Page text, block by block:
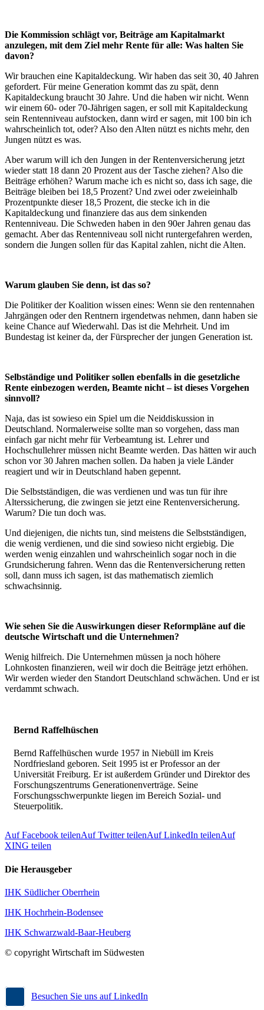
Die Kommission schlägt vor, Beiträge am Kapitalmarkt
anzulegen, mit dem Ziel mehr Rente für alle: Was halten Sie
davon?
Wir brauchen eine Kapitaldeckung. Wir haben das seit 30, 40 Jahren
gefordert. Für meine Generation kommt das zu spät, denn
Kapitaldeckung braucht 30 Jahre. Und die haben wir nicht. Wenn
wir einem 60- oder 70-Jährigen sagen, er soll mit Kapitaldeckung
sein Rentenniveau aufstocken, dann wird er sagen, mit 100 bin ich
wahrscheinlich tot, oder? Also den Alten nützt es nichts mehr, den
Jungen nützt es was.
Aber warum will ich den Jungen in der Rentenversicherung jetzt
wieder statt 18 dann 20 Prozent aus der Tasche ziehen? Also die
Beiträge erhöhen? Warum mache ich es nicht so, dass ich sage, die
Beiträge bleiben bei 18,5 Prozent? Und zwei oder zweieinhalb
Prozentpunkte dieser 18,5 Prozent, die stecke ich in die
Kapitaldeckung und finanziere das aus dem sinkenden
Rentenniveau. Die Schweden haben in den 90er Jahren genau das
gemacht. Aber das Rentenniveau soll nicht runtergefahren werden,
sondern die Jungen sollen für das Kapital zahlen, nicht die Alten.
Warum glauben Sie denn, ist das so?
Die Politiker der Koalition wissen eines: Wenn sie den rentennahen
Jahrgängen oder den Rentnern irgendetwas nehmen, dann haben sie
keine Chance auf Wiederwahl. Das ist die Mehrheit. Und im
Bundestag ist keiner da, der Fürsprecher der jungen Generation ist.
Selbständige und Politiker sollen ebenfalls in die gesetzliche
Rente einbezogen werden, Beamte nicht – ist dieses Vorgehen
sinnvoll?
Naja, das ist sowieso ein Spiel um die Neiddiskussion in
Deutschland. Normalerweise sollte man so vorgehen, dass man
einfach gar nicht mehr für Verbeamtung ist. Lehrer und
Hochschullehrer müssen nicht Beamte werden. Das hätten wir auch
schon vor 30 Jahren machen sollen. Da haben ja viele Länder
reagiert und wir in Deutschland haben gepennt.
Die Selbstständigen, die was verdienen und was tun für ihre
Alterssicherung, die zwingen sie jetzt eine Rentenversicherung.
Warum? Die tun doch was.
Und diejenigen, die nichts tun, sind meistens die Selbstständigen,
die wenig verdienen, und die sind sowieso nicht ergiebig. Die
werden wenig einzahlen und wahrscheinlich sogar noch in die
Grundsicherung fahren. Wenn das die Rentenversicherung retten
soll, dann muss ich sagen, ist das mathematisch ziemlich
schwachsinnig.
Wie sehen Sie die Auswirkungen dieser Reformpläne auf die
deutsche Wirtschaft und die Unternehmen?
Wenig hilfreich. Die Unternehmen müssen ja noch höhere
Lohnkosten finanzieren, weil wir doch die Beiträge jetzt erhöhen.
Wir werden wieder den Standort Deutschland schwächen. Und er ist
verdammt schwach.
Bernd Raffelhüschen
Bernd Raffelhüschen wurde 1957 in Niebüll im Kreis
Nordfriesland geboren. Seit 1995 ist er Professor an der
Universität Freiburg. Er ist außerdem Gründer und Direktor des
Forschungszentrums Generationenverträge. Seine
Forschungsschwerpunkte liegen im Bereich Sozial- und
Steuerpolitik.
Auf Facebook teilenAuf Twitter teilenAuf LinkedIn teilenAuf
XING teilen
Die Herausgeber
IHK Südlicher Oberrhein
IHK Hochrhein-Bodensee
IHK Schwarzwald-Baar-Heuberg
© copyright Wirtschaft im Südwesten
Besuchen Sie uns auf LinkedIn